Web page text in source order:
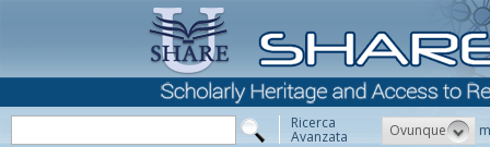
Ricerca
Avanzata Ovunque